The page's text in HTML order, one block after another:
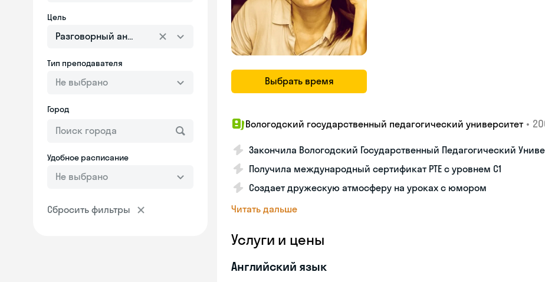
Цель
Разговорный английский
Тип преподавателя
Не выбрано
Город
Удобное расписание
Не выбрано
Сбросить фильтры
Выбрать время
Вологодский государственный педагогический университет •
Закончила Вологодский Государственный Педагогический
Получила международный сертификат PTE с уровнем C1
Создает дружескую атмосферу на уроках с юмором
Читать дальше
Услуги и цены
Английский язык